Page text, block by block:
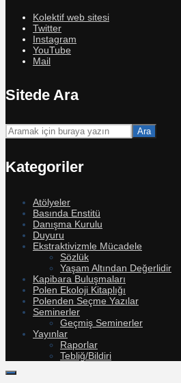
Kolektif web sitesi
Twitter
Instagram
YouTube
Mail
Sitede Ara
Ara
Kategoriler
Atölyeler
Basında Enstitü
Danışma Kurulu
Duyuru
Ekstraktivizmle Mücadele
Sözlük
Yaşam Altından Değerlidir
Kapibara Buluşmaları
Polen Ekoloji Kitaplığı
Polenden Seçme Yazılar
Seminerler
Geçmiş Seminerler
Yayınlar
Raporlar
Tebliğ/Bildiri